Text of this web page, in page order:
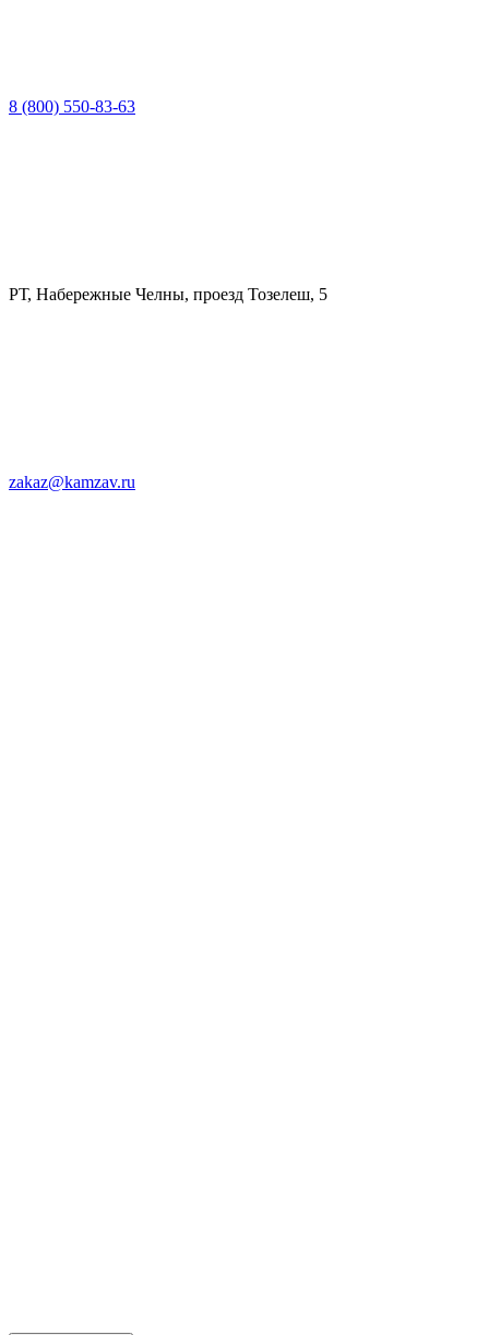
8 (800) 550-83-63
РТ, Набережные Челны, проезд Тозелеш, 5
zakaz@kamzav.ru